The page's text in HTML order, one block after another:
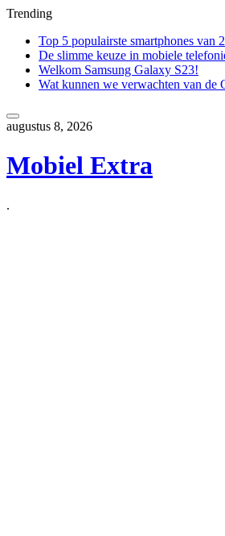
Trending
Top 5 populairste smartphones van
De slimme keuze in mobiele
Welkom Samsung Galaxy S23!
Wat kunnen we verwachten van de
to
augustus 8, 2026
Mobiel Extra
.